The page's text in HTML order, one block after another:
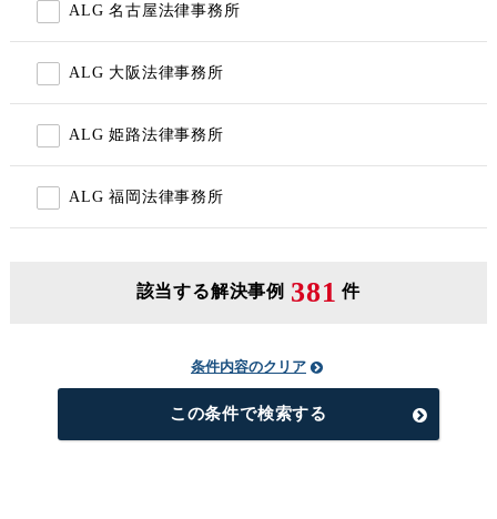
ALG 名古屋法律事務所
ALG 大阪法律事務所
ALG 姫路法律事務所
ALG 福岡法律事務所
該当する解決事例 381 件
条件内容のクリア
この条件で検索する